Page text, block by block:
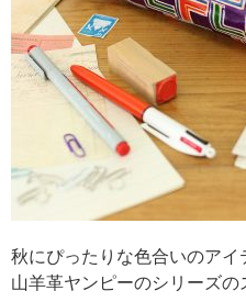
秋にぴったりな色合いのアイ
山羊革ヤンピーのシリーズの